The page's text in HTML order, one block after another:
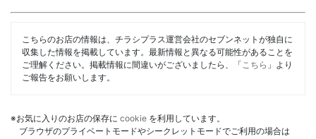
こちらのお店の情報は、チラシプラス運営会社のセブンネットが独自に
収集した情報を掲載しています。最新情報と異なる可能性があることを
ご理解ください。掲載情報に間違いがございましたら、「 こちら 」より
ご報告をお願いします。
※お気に入りのお店の保存に cookie を利用しています。
ブラウザのプライベートモードやシークレットモードでご利用の場合は